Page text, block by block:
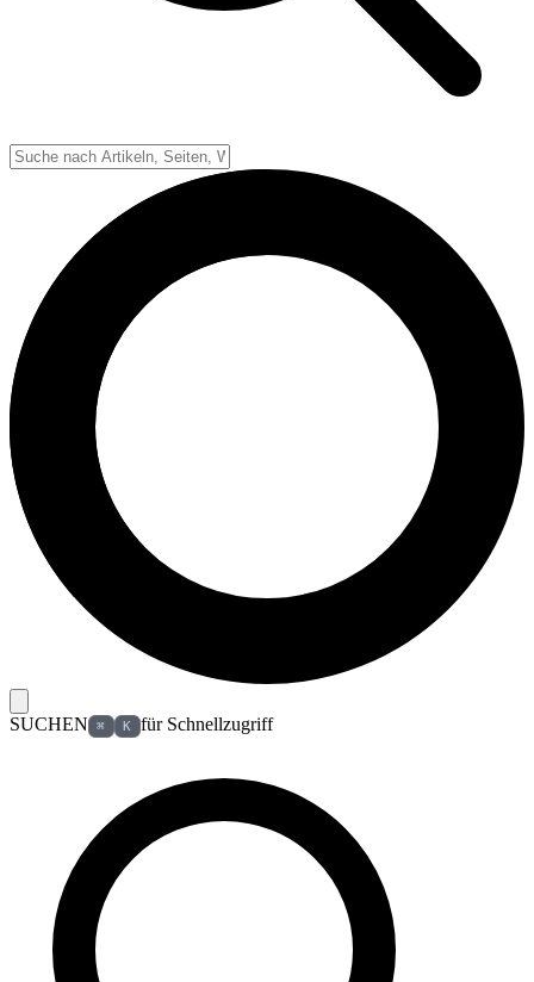
Punkte & Scoring
Strafen & Fouls
Schiedsrichter
Football Lexikon
SUCHEN ⌘ K für Schnellzugriff